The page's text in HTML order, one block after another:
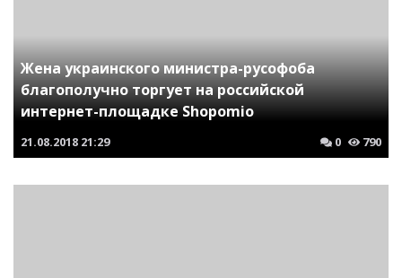
Жена украинского министра-русофоба
благополучно торгует на российской
интернет-площадке Shopomio
21.08.2018 21:29 0 790